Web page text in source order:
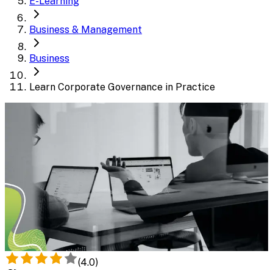
Business & Management
Business
Learn Corporate Governance in Practice
(4.0)